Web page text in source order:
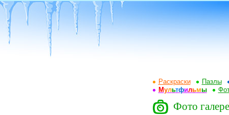
Раскраски
Пазлы
Мультфильмы
Фото